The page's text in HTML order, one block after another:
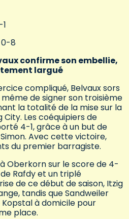
0-8
confirme son embellie,
largué
compliqué, Belvaux sors
de signer son troisième
la totalité de la mise sur la
Les coéquipiers de
4-1, grâce à un but de
Avec cette victoire,
du premier barragiste.
Oberkorn sur le score de 4-
Rafdy et un triplé
de ce début de saison, Itzig
tandis que Sandweiler
à domicile pour
place.